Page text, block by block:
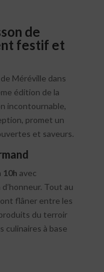
de
festif et
Méréville dans
édition de la
incontournable,
promet un
et saveurs.
10h avec
Tout au
flâner entre les
du terroir
culinaires à base